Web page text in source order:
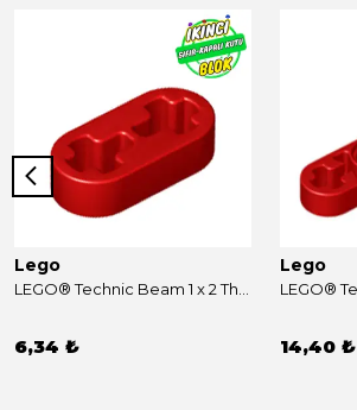
Lego
6,34 ₺
Lego
14,40 ₺